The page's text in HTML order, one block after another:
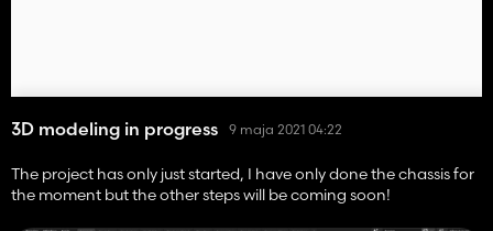
3D modeling in progress 9 maja 2021 04:22
The project has only just started, I have only done the chassis for
the moment but the other steps will be coming soon!